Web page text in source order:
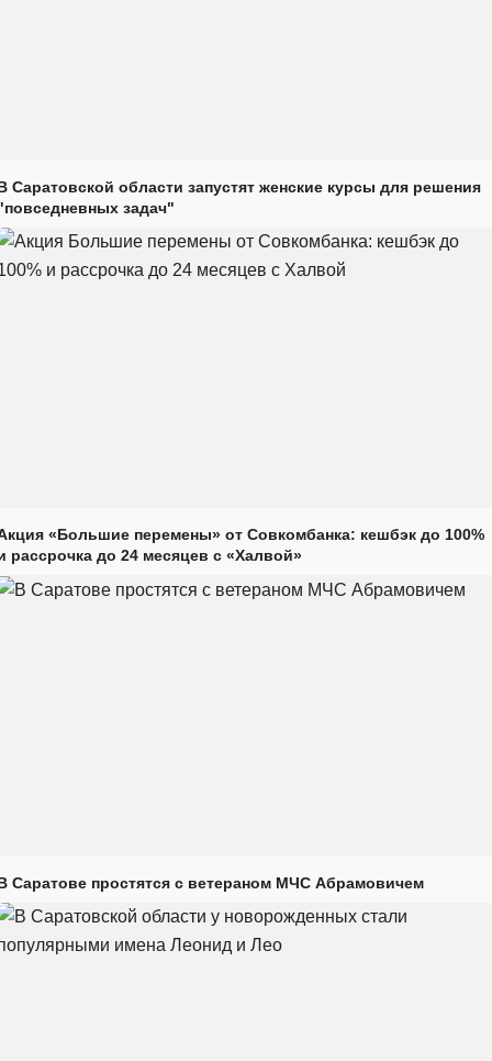
Саратовской области запустят женские курсы для решения
задач"
«Большие перемены» от Совкомбанка: кешбэк до 100%
рассрочка до 24 месяцев с «Халвой»
Саратове простятся с ветераном МЧС Абрамовичем